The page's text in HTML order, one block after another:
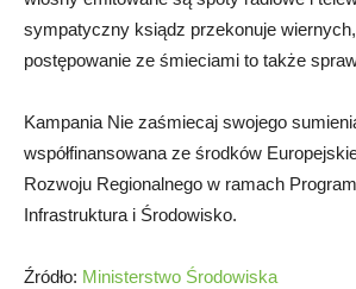
sympatyczny ksiądz przekonuje
postępowanie ze śmieciami to także
Kampania Nie zaśmiecaj swojego
współfinansowana ze środków
Rozwoju Regionalnego w ramach
Infrastruktura i Środowisko.
Źródło: Ministerstwo Środowiska